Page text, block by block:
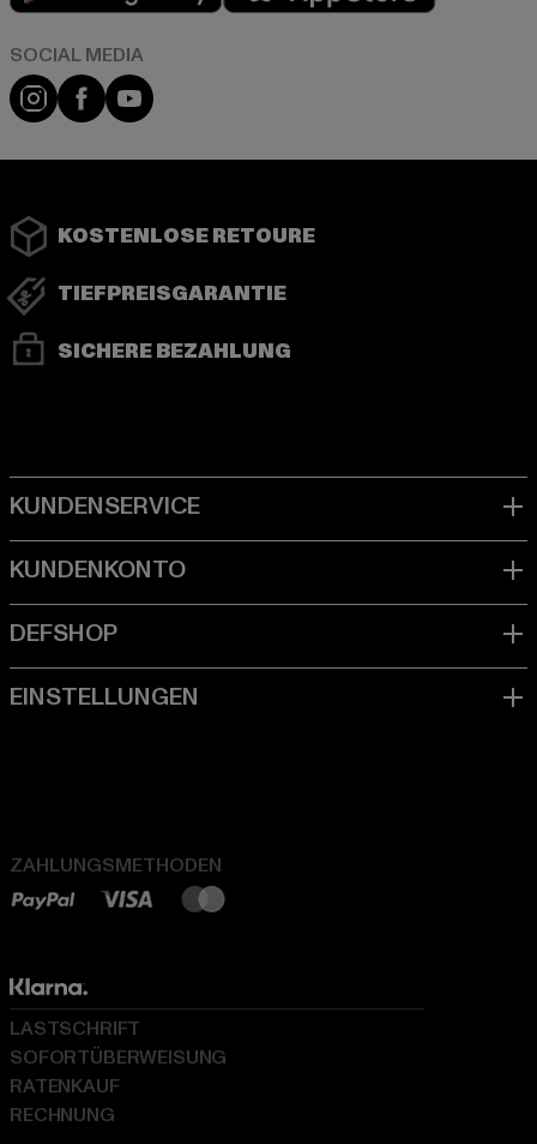
Instagram
FacebookYouTube
KOSTENLOSE RETOURE
TIEFPREISGARANTIE
SICHERE BEZAHLUNG
ZAHLUNGSMETHODEN
LASTSCHRIFT
SOFORTÜBERWEISUNG
RATENKAUF
RECHNUNG